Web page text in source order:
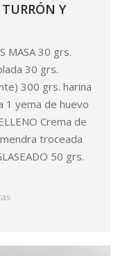
Y
MASA 30 grs.
30 grs.
300 grs. harina
1 yema de huevo
Crema de
troceada
50 grs.